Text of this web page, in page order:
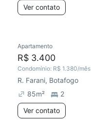
Ver contato
Apartamento
R$ 3.400
Condomínio: R$ 1.380/mês
R. Farani, Botafogo
85m²
2
Ver contato